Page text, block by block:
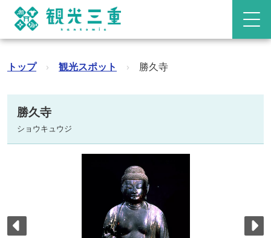
トップ › 観光スポット › 勝久寺
勝久寺
ショウキュウジ